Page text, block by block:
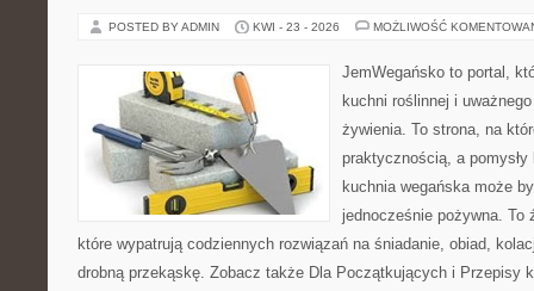
POSTED BY ADMIN KWI - 23 - 2026 MOŻLIWOŚĆ
JemWegańsko to portal,
kuchni roślinnej i
żywienia. To strona, na
praktycznością, a
kuchnia wegańska może
jednocześnie pożywna. To
które wypatrują codziennych rozwiązań na śniadanie, obiad,
drobną przekąskę. Zobacz także Dla Początkujących i Przepisy